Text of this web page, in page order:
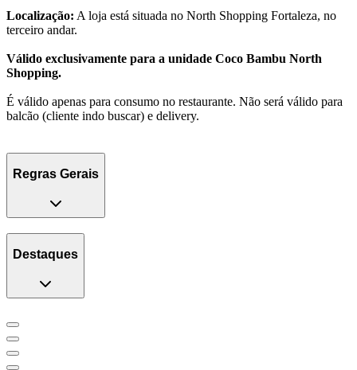
Localização: A loja está situada no North Shopping Fortaleza, no
terceiro andar.
Válido exclusivamente para a unidade Coco Bambu North
Shopping.
É válido apenas para consumo no restaurante. Não será válido para
balcão (cliente indo buscar) e delivery.
Regras Gerais
Destaques